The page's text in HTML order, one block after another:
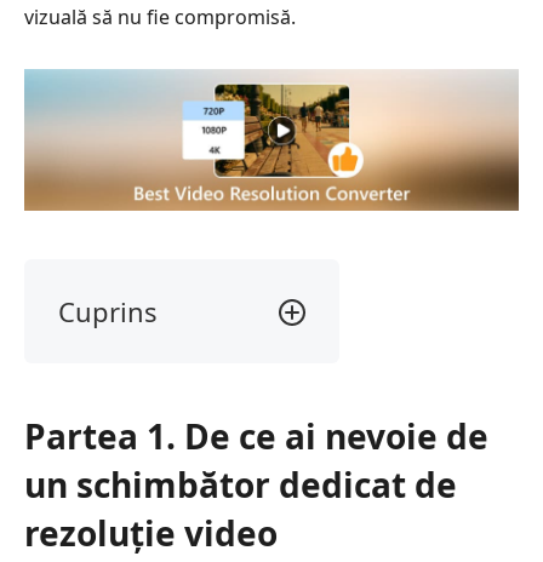
vizuală să nu fie compromisă.
Cuprins
ce
nevoie
de
un
Partea 1. De ce ai nevoie de
un schimbător dedicat de
rezoluție video